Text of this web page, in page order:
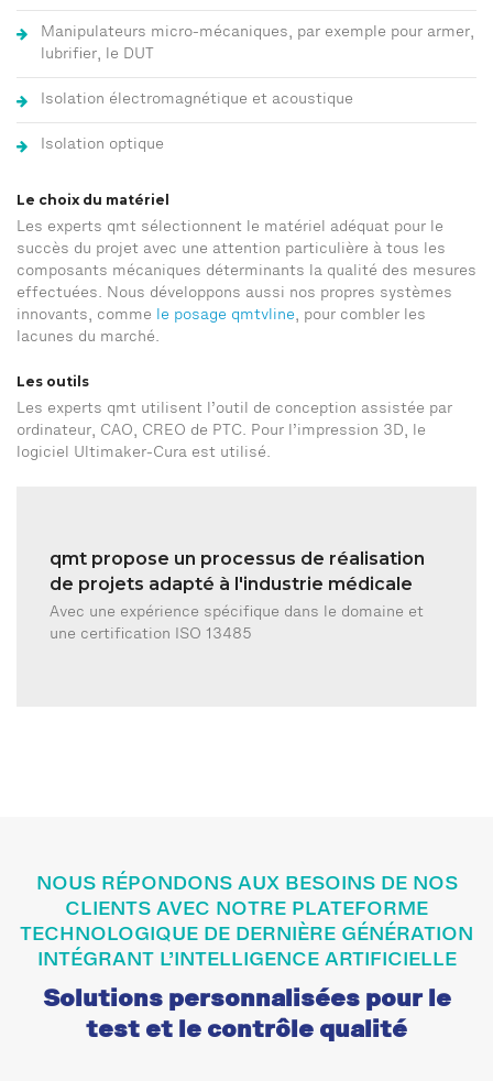
Manipulateurs micro-mécaniques, par exemple pour armer,
lubrifier, le DUT
Isolation électromagnétique et acoustique
Isolation optique
Le choix du matériel
Les experts qmt sélectionnent le matériel adéquat pour le
succès du projet avec une attention particulière à tous les
composants mécaniques déterminants la qualité des mesures
effectuées. Nous développons aussi nos propres systèmes
innovants, comme
le posage qmtvline, pour combler les
lacunes du marché.
Les outils
Les experts qmt utilisent l’outil de conception assistée par
ordinateur, CAO, CREO de PTC. Pour l’impression 3D, le
logiciel Ultimaker-Cura est utilisé.
qmt propose un processus de réalisation
de projets adapté à l'industrie médicale
Avec une expérience spécifique dans le domaine et
une certification ISO 13485
NOUS RÉPONDONS AUX BESOINS DE NOS
CLIENTS AVEC NOTRE PLATEFORME
TECHNOLOGIQUE DE DERNIÈRE GÉNÉRATION
INTÉGRANT L’INTELLIGENCE ARTIFICIELLE
Solutions personnalisées pour le
test et le contrôle qualité